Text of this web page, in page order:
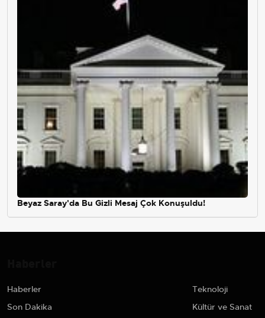
Beyaz Saray'da Bu Gizli Mesaj Çok Konuşuldu!
Haberler
Son Dakika
Teknoloji
Kültür ve Sanat